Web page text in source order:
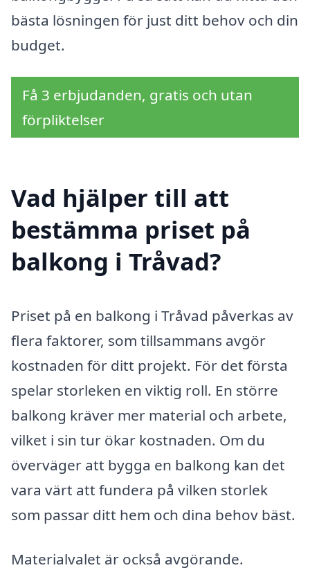
bästa lösningen för just ditt behov och din
budget.
Få 3 erbjudanden, gratis och utan
förpliktelser
Vad hjälper till att
bestämma priset på
balkong i Tråvad?
Priset på en balkong i Tråvad påverkas av
flera faktorer, som tillsammans avgör
kostnaden för ditt projekt. För det första
spelar storleken en viktig roll. En större
balkong kräver mer material och arbete,
vilket i sin tur ökar kostnaden. Om du
överväger att bygga en balkong kan det
vara värt att fundera på vilken storlek
som passar ditt hem och dina behov bäst.
Materialvalet är också avgörande.